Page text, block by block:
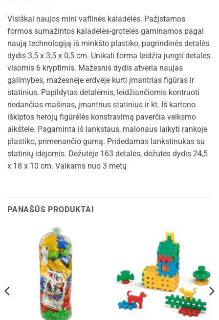
Visiškai naujos mini vaflinės kaladėlės. Pažįstamos
formos sumažintos kaladėlės-grotelės gaminamos pagal
naują technologiją iš minkšto plastiko, pagrindinės detalės
dydis 3,5 x 3,5 x 0,5 cm. Unikali forma leidžia jungti detales
visomis 6 kryptimis. Mažesnis dydis atveria naujas
galimybes, mažesnėje erdvėje kurti įmantrias figūras ir
statinius. Papildytas detalėmis, leidžiančiomis kontruoti
riedančias mašinas, įmantrius statinius ir kt. Iš kartono
iškiptos herojų figūrėlės konstravimą paverčia veiksmo
aikštele. Pagaminta iš lankstaus, malonaus laikyti rankoje
plastiko, primenančio gumą. Pridedamas lankstinukas su
statinių idėjomis. Dėžutėje 163 detalės, dėžutės dydis 24,5
x 18 x 10 cm. Vaikams nuo 3 metų
PANAŠŪS PRODUKTAI